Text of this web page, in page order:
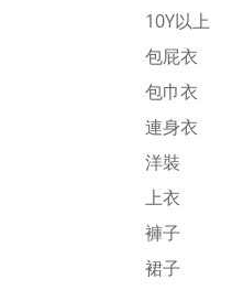
10Y以上
包屁衣
包巾衣
連身衣
洋裝
上衣
褲子
裙子